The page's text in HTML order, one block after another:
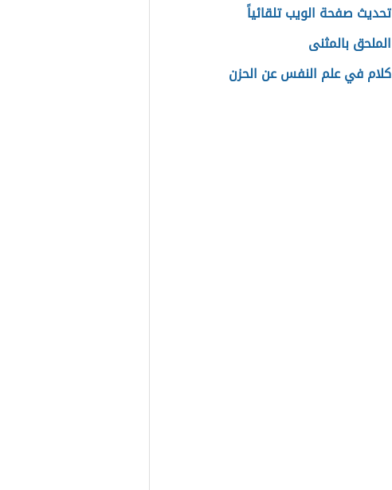
تحديث صفحة الويب تلقائياً
الملحق بالمثنى
كلام في علم النفس عن الحزن